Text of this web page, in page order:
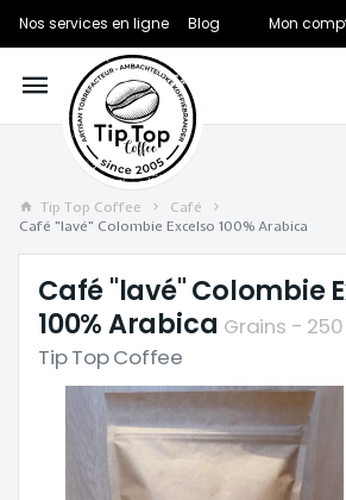
Nos services en ligne Blog Mon
Tip Top Coffee
Café
Café "lavé" Colombie Excelso 100% Arabica
Café "lavé" Colombie
100% Arabica Grains -
Tip Top Coffee